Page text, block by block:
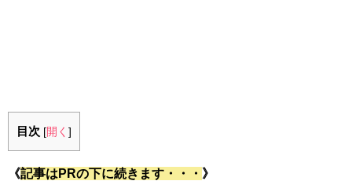
目次 [開く ]
《記事はPRの下に続きます・・・ 》